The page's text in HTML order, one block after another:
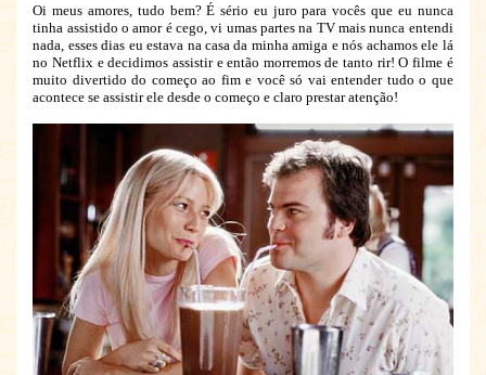
Oi meus amores, tudo bem? É sério eu juro para vocês que eu nunca
tinha assistido o amor é cego, vi umas partes na TV mais nunca entendi
nada, esses dias eu estava na casa da minha amiga e nós achamos ele lá
no Netflix e decidimos assistir e então morremos de tanto rir! O filme é
muito divertido do começo ao fim e você só vai entender tudo o que
acontece se assistir ele desde o começo e claro prestar atenção!